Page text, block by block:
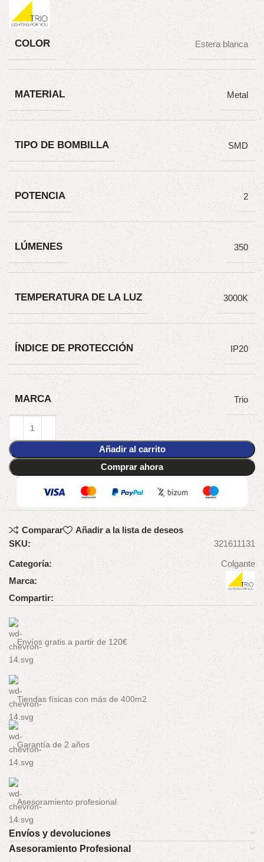
COLOR Estera blanca
MATERIAL Metal
TIPO DE BOMBILLA SMD
POTENCIA 2
LÚMENES 350
TEMPERATURA DE LA LUZ 3000K
ÍNDICE DE PROTECCIÓN IP20
MARCA Trio
Añadir al carrito
Comprar ahora
Comparar
Añadir a la lista de deseos
SKU:
321611131
Categoría:
Colgante
Marca:
Compartir:
Envíos gratis a partir de 120€
Tiendas físicas con más de 400m2
Garantía de 2 años
Asesoramiento profesional
Envíos y devoluciones
Asesoramiento Profesional